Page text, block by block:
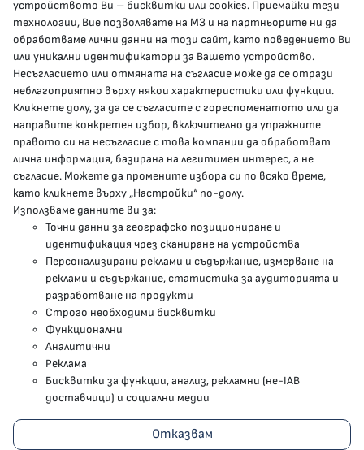
гр.София, 1000, пл. „Света Неделя“ №5
delovodstvo@mh.government.bg
presscenter@mh.government.bg
МЗ В СОЦИАЛНИТЕ МРЕЖИ
Facebook страница
Instragram профил
YouTube канал
Threads профил
Карта на сайта
Бисквитки
Условия за използване
Поверителност
устройството Ви – бисквитки или cookies. Приемайки тези
технологии, Вие позволявате на МЗ и на партньорите ни да
обработваме лични данни на този сайт, като поведението Ви
или уникални идентификатори за Вашето устройство.
Несъгласието или отмяната на съгласие може да се отрази
неблагоприятно върху някои характеристики или функции.
Кликнете долу, за да се съгласите с гореспоменатото или да
направите конкретен избор, включително да упражните
правото си на несъгласие с това компании да обработват
лична информация, базирана на легитимен интерес, а не
съгласие. Можете да промените избора си по всяко време,
като кликнете върху „Настройки“ по-долу.
Използваме данните ви за:
Точни данни за географско позициониране и
идентификация чрез сканиране на устройства
Персонализирани реклами и съдържание, измерване на
реклами и съдържание, статистика за аудиторията и
разработване на продукти
Строго необходими бисквитки
Функционални
Аналитични
Реклама
Бисквитки за функции, анализ, рекламни (не-IAB
доставчици) и социални медии
Отказвам